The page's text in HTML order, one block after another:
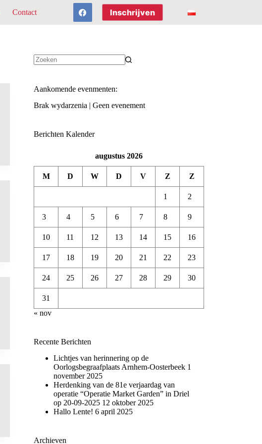
Contact Inschrijven
Aankomende evenmenten:
Brak wydarzenia | Geen evenement
Berichten Kalender
augustus 2026
M D W D V Z Z
1 2
3 4 5 6 7 8 9
10 11 12 13 14 15 16
17 18 19 20 21 22 23
24 25 26 27 28 29 30
31
« nov
Recente Berichten
Lichtjes van herinnering op de
Oorlogsbegraafplaats Arnhem-Oosterbeek 1
november 2025
Herdenking van de 81e verjaardag van
operatie “Operatie Market Garden” in Driel
op 20-09-2025 12 oktober 2025
Hallo Lente! 6 april 2025
Archieven